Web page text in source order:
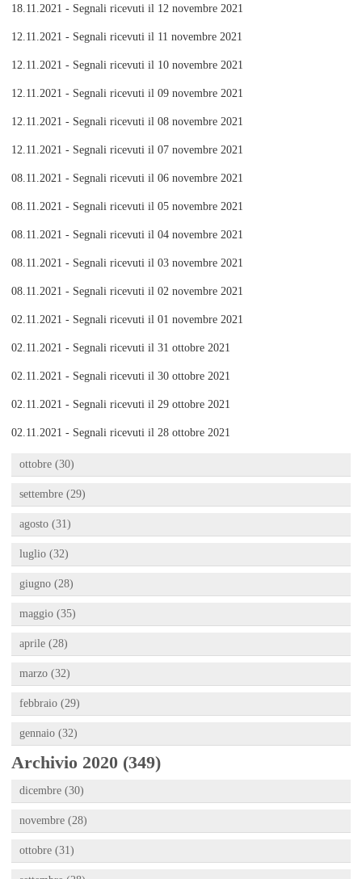
18.11.2021 - Segnali ricevuti il 12 novembre 2021
12.11.2021 - Segnali ricevuti il 11 novembre 2021
12.11.2021 - Segnali ricevuti il 10 novembre 2021
12.11.2021 - Segnali ricevuti il 09 novembre 2021
12.11.2021 - Segnali ricevuti il 08 novembre 2021
12.11.2021 - Segnali ricevuti il 07 novembre 2021
08.11.2021 - Segnali ricevuti il 06 novembre 2021
08.11.2021 - Segnali ricevuti il 05 novembre 2021
08.11.2021 - Segnali ricevuti il 04 novembre 2021
08.11.2021 - Segnali ricevuti il 03 novembre 2021
08.11.2021 - Segnali ricevuti il 02 novembre 2021
02.11.2021 - Segnali ricevuti il 01 novembre 2021
02.11.2021 - Segnali ricevuti il 31 ottobre 2021
02.11.2021 - Segnali ricevuti il 30 ottobre 2021
02.11.2021 - Segnali ricevuti il 29 ottobre 2021
02.11.2021 - Segnali ricevuti il 28 ottobre 2021
ottobre (30)
settembre (29)
agosto (31)
luglio (32)
giugno (28)
maggio (35)
aprile (28)
marzo (32)
febbraio (29)
gennaio (32)
Archivio 2020 (349)
dicembre (30)
novembre (28)
ottobre (31)